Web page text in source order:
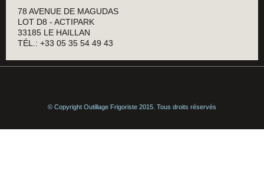
78 AVENUE DE MAGUDAS
LOT D8 - ACTIPARK
33185 LE HAILLAN
TÉL.: +33 05 35 54 49 43
© Copyright Outillage Frigoriste 2015. Tous droits réservés